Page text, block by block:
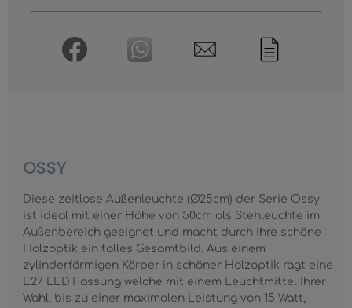
OSSY
Diese zeitlose Außenleuchte (Ø25cm) der Serie Ossy
ist ideal mit einer Höhe von 50cm als Stehleuchte im
Außenbereich geeignet und macht durch Ihre schöne
Holzoptik ein tolles Gesamtbild. Aus einem
zylinderförmigen Körper in schöner Holzoptik ragt eine
E27 LED Fassung welche mit einem Leuchtmittel Ihrer
Wahl, bis zu einer maximalen Leistung von 15 Watt,